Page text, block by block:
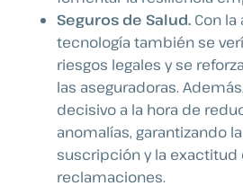
Seguros de Salud. Con
tecnología también se
riesgos legales y se
las aseguradoras.
decisivo a la hora de
anomalías, garantizando
suscripción y la exactitud
reclamaciones.